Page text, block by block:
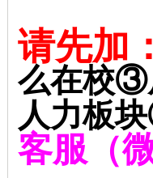
请先加：
么在校③
人力板
客服（